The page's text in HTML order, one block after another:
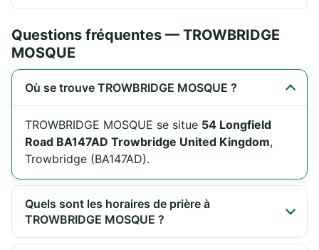
Questions fréquentes — TROWBRIDGE
MOSQUE
Où se trouve TROWBRIDGE MOSQUE ?
TROWBRIDGE MOSQUE se situe 54 Longfield
Road BA147AD Trowbridge United Kingdom,
Trowbridge (BA147AD).
Quels sont les horaires de prière à
TROWBRIDGE MOSQUE ?